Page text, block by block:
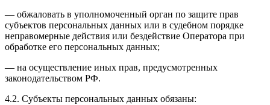
— обжаловать в уполномоченный орган по защите прав
субъектов персональных данных или в судебном порядке
неправомерные действия или бездействие Оператора при
обработке его персональных данных;
— на осуществление иных прав, предусмотренных
законодательством РФ.
4.2. Субъекты персональных данных обязаны: